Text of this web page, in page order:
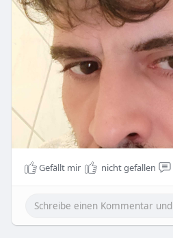
Gefällt mir nicht gefallen